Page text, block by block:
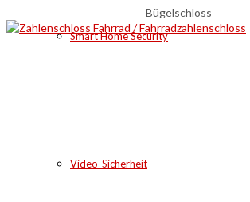
Smart Home Security
Video-Sicherheit
Bügelschloss